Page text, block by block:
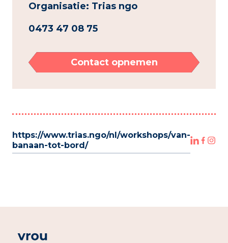
Organisatie: Trias ngo
0473 47 08 75
Contact opnemen
https://www.trias.ngo/nl/workshops/van-
banaan-tot-bord/